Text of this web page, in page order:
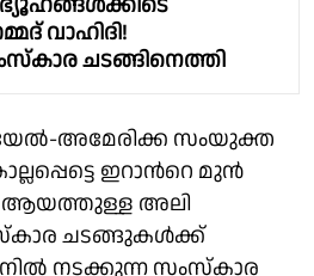
വാഹിദി!
ചടങ്ങിനെത്തി
അമേരിക്ക സംയുക്ത
ഇറാന്‍റെ മുന്‍
ആയത്തുള്ള അലി
ചടങ്ങുകള്‍ക്ക്
നടക്കുന്ന സംസ്കാര